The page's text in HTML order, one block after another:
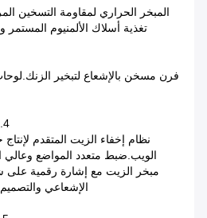
المبخر الحراري لمقاومة التسخين
تغذية أسلاك الألمنيوم المستمر
فرن مسخن بالإشعاع لتبخير
4. نظام اخفاء الزيت المتقدم:
نظام إخفاء الزيت المتقدم
الويب.ضبط متعدد المواضع وعالي
مبخر الزيت مع إشارة رقمية
الإشعاعي